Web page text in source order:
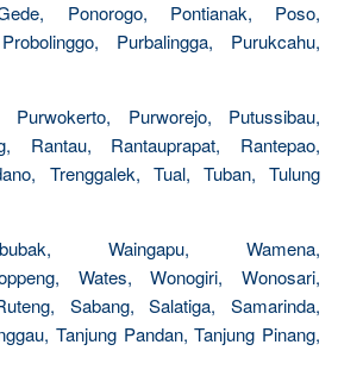
Ponorogo, Pontianak, Poso,
Purbalingga, Purukcahu,
Purwokerto, Purworejo, Putussibau,
Rantau, Rantauprapat, Rantepao,
Trenggalek, Tual, Tuban, Tulung
Waingapu, Wamena,
Wates, Wonogiri, Wonosari,
Sabang, Salatiga, Samarinda,
Tanjung Pandan, Tanjung Pinang,